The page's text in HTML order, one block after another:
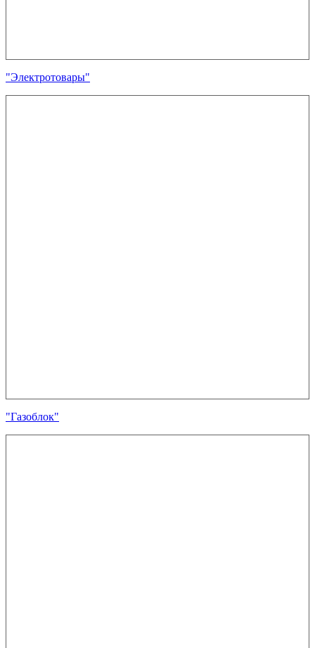
"Электротовары"
"Газоблок"